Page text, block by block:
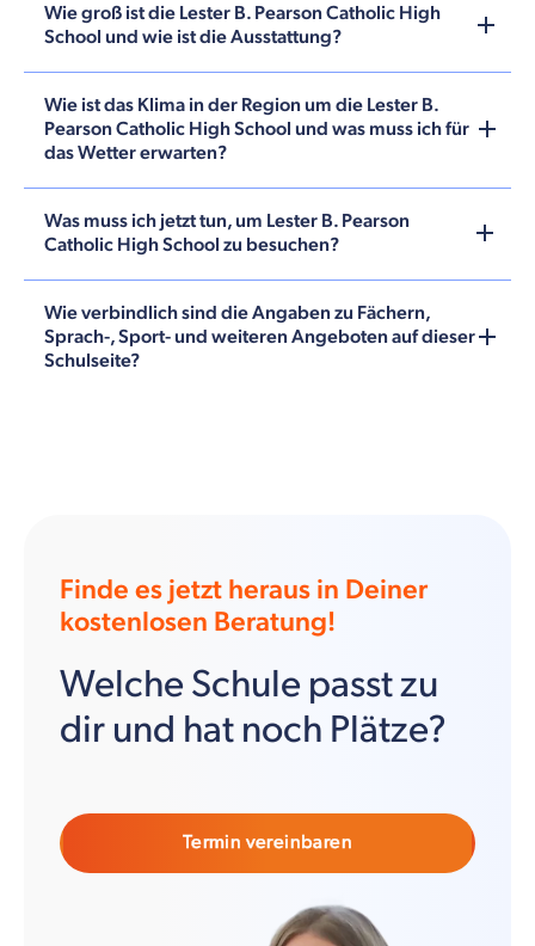
Wie groß ist die Lester B. Pearson Catholic High
School und wie ist die Ausstattung?
Wie ist das Klima in der Region um die Lester B.
Pearson Catholic High School und was muss ich für
das Wetter erwarten?
Was muss ich jetzt tun, um Lester B. Pearson
Catholic High School zu besuchen?
Wie verbindlich sind die Angaben zu Fächern,
Sprach-, Sport- und weiteren Angeboten auf dieser
Schulseite?
Finde es jetzt heraus in Deiner
kostenlosen Beratung!
Welche Schule passt zu
dir und hat noch Plätze?
Termin vereinbaren